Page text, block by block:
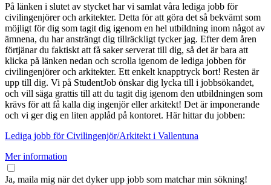
På länken i slutet av stycket har vi samlat våra lediga jobb för
civilingenjörer och arkitekter. Detta för att göra det så bekvämt som
möjligt för dig som tagit dig igenom en hel utbildning inom något av
ämnena, du har ansträngt dig tillräckligt tycker jag. Efter dem åren
förtjänar du faktiskt att få saker serverat till dig, så det är bara att
klicka på länken nedan och scrolla igenom de lediga jobben för
civilingenjörer och arkitekter. Ett enkelt knapptryck bort! Resten är
upp till dig. Vi på StudentJob önskar dig lycka till i jobbsökandet,
och vill säga grattis till att du tagit dig igenom den utbildningen som
krävs för att få kalla dig ingenjör eller arkitekt! Det är imponerande
och vi ger dig en liten applåd på kontoret. Här hittar du jobben:
Lediga jobb för Civilingenjör/Arkitekt i Vallentuna
Mer information
Ja, maila mig när det dyker upp jobb som matchar min sökning!